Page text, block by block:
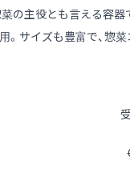
の主役とも言える容器
用。サイズも豊富で、惣